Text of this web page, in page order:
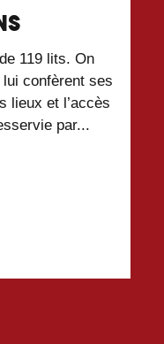
119 lits. On
confèrent ses
lieux et l’accès
par...